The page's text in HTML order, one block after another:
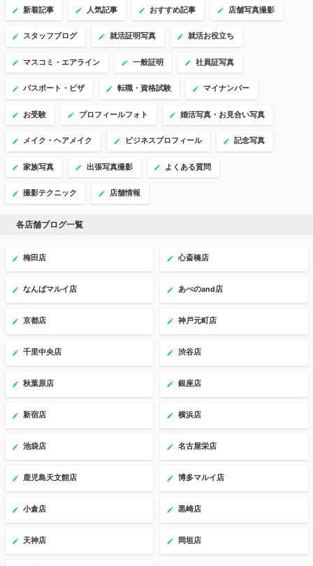
新着記事 人気記事 おすすめ記事 店舗写真撮影
スタッフブログ 就活証明写真 就活お役立ち
マスコミ・エアライン 一般証明 社員証写真
パスポート・ビザ 転職・資格試験 マイナンバー
お受験 プロフィールフォト 婚活写真・お見合い写真
メイク・ヘアメイク ビジネスプロフィール 記念写真
家族写真 出張写真撮影 よくある質問
撮影テクニック 店舗情報
各店舗ブログ一覧
梅田店 心斎橋店
なんばマルイ店 あべのand店
京都店 神戸元町店
千里中央店 渋谷店
秋葉原店 銀座店
新宿店 横浜店
池袋店 名古屋栄店
鹿児島天文館店 博多マルイ店
小倉店 黒崎店
天神店 岡垣店